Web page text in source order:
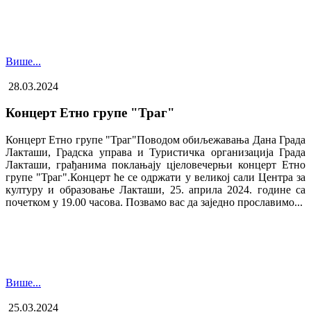
Више...
28.03.2024
Концерт Етно групе "Траг"
Концерт Етно групе "Траг"Поводом обиљежавања Дана Града
Лакташи, Градска управа и Туристичка организација Града
Лакташи, грађанима поклањају цјеловечерњи концерт Етно
групе "Траг".Концерт ће се одржати у великој сали Центра за
културу и образовање Лакташи, 25. априла 2024. године са
почетком у 19.00 часова. Позвамо вас да заједно прославимо...
Више...
25.03.2024